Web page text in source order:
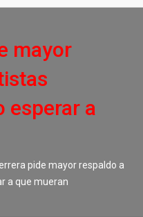
mayor
esperar a
pide mayor respaldo a
a que mueran